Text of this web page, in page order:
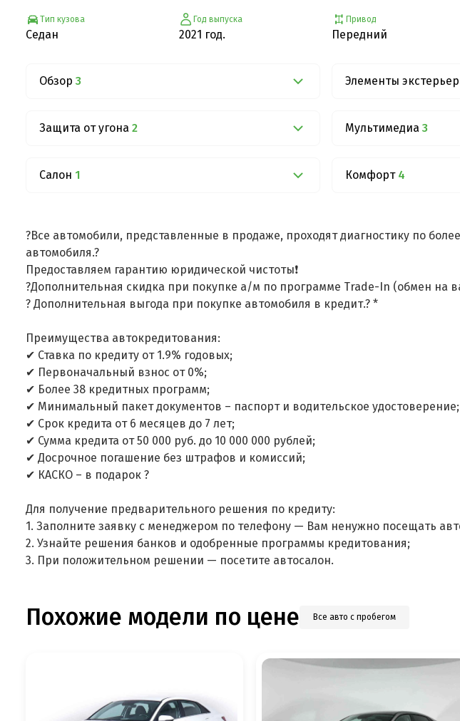
Тип кузова
Седан
Год выпуска
2021 год.
Привод
Передний
Обзор 3 Элементы
Защита от угона 2 Мультимедиа 3
Салон 1 Комфорт 4
?Все автомобили, представленные в продаже, проходят диагностику по
автомобиля.?
Предоставляем гарантию юридической чистоты❗
?Дополнительная скидка при покупке а/м по программе Trade-In (обмен на
? Дополнительная выгода при покупке автомобиля в кредит.? *
Преимущества автокредитования:
✔ Ставка по кредиту от 1.9% годовых;
✔ Первоначальный взнос от 0%;
✔ Более 38 кредитных программ;
✔ Минимальный пакет документов – паспорт и водительское удостоверение;
✔ Срок кредита от 6 месяцев до 7 лет;
✔ Сумма кредита от 50 000 руб. до 10 000 000 рублей;
✔ Досрочное погашение без штрафов и комиссий;
✔ КАСКО – в подарок ?
Для получение предварительного решения по кредиту:
1. Заполните заявку с менеджером по телефону — Вам ненужно посещать
2. Узнайте решения банков и одобренные программы кредитования;
3. При положительном решении — посетите автосалон.
Похожие модели по цене Все авто с пробегом